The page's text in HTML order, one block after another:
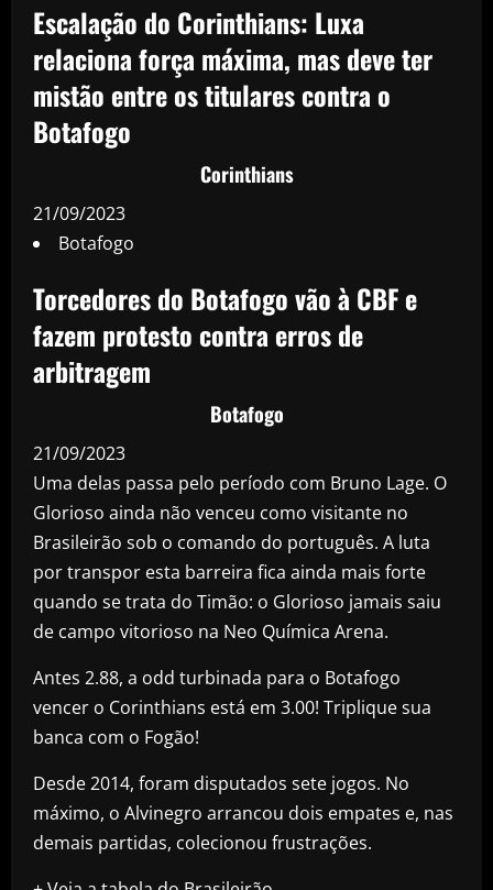
Escalação do Corinthians: Luxa
relaciona força máxima, mas deve ter
mistão entre os titulares contra o
Botafogo
Corinthians
21/09/2023
Botafogo
Torcedores do Botafogo vão à CBF e
fazem protesto contra erros de
arbitragem
Botafogo
21/09/2023
Uma delas passa pelo período com Bruno Lage. O
Glorioso ainda não venceu como visitante no
Brasileirão sob o comando do português. A luta
por transpor esta barreira fica ainda mais forte
quando se trata do Timão: o Glorioso jamais saiu
de campo vitorioso na Neo Química Arena.
Antes 2.88, a odd turbinada para o Botafogo
vencer o Corinthians está em 3.00! Triplique sua
banca com o Fogão!
Desde 2014, foram disputados sete jogos. No
máximo, o Alvinegro arrancou dois empates e, nas
demais partidas, colecionou frustrações.